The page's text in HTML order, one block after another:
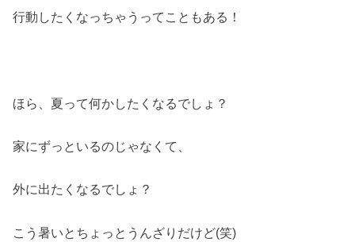
行動したくなっちゃうってこともある！
ほら、夏って何かしたくなるでしょ？
家にずっといるのじゃなくて、
外に出たくなるでしょ？
こう暑いとちょっとうんざりだけど(笑)